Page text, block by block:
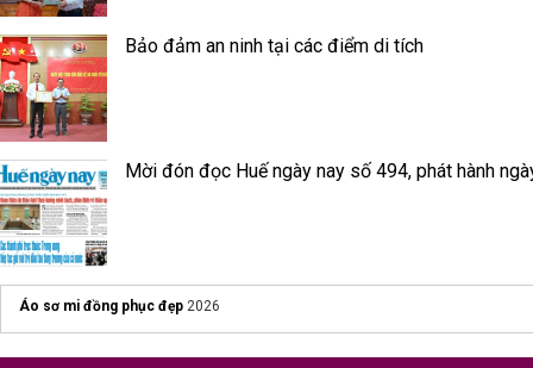
Bảo đảm an ninh tại các điểm di tích
Mời đón đọc Huế ngày nay số 494, phát hành
Áo sơ mi đồng phục đẹp 2026